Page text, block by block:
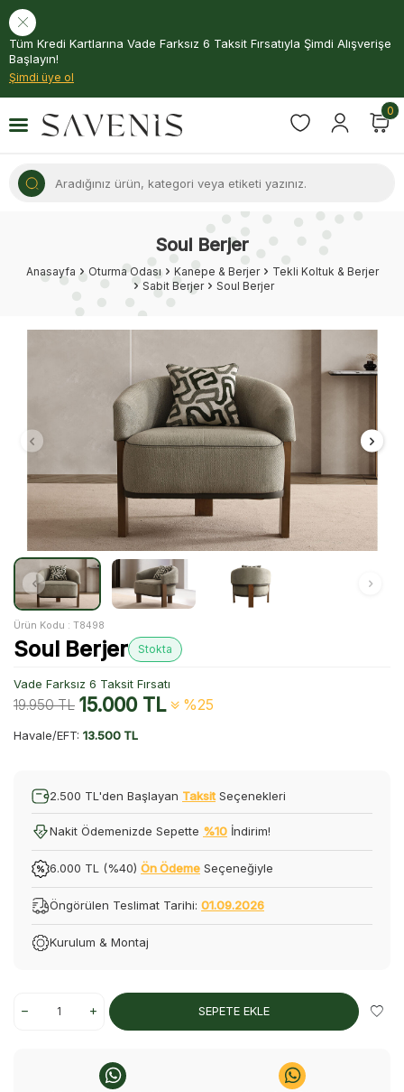
Tüm Kredi Kartlarına Vade Farksız 6 Taksit Fırsatıyla Şimdi Alışverişe
Başlayın!
Şimdi üye ol
0
Soul Berjer
Anasayfa Oturma Odası Kanepe & Berjer
Tekli Koltuk & Berjer
Sabit Berjer
Soul Berjer
Ürün Kodu : T8498
Soul Berjer Stokta
Vade Farksız 6 Taksit Fırsatı
19.950TL 15.000TL %25
Havale/EFT: 13.500 TL
2.500 TL'den Başlayan Taksit Seçenekleri
Nakit Ödemenizde Sepette %10 İndirim!
6.000 TL (%40) Ön Ödeme Seçeneğiyle
Öngörülen Teslimat Tarihi: 01.09.2026
Kurulum & Montaj
SEPETE EKLE